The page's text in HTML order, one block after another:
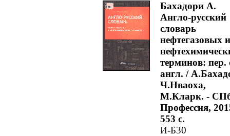
Бахадори А.
Англо-русский
словарь
нефтегазовых и
терминов: пер.
англ. /
Ч.Нваоха,
М.Кларк. -
Профессия,
553 с.
И-Б30